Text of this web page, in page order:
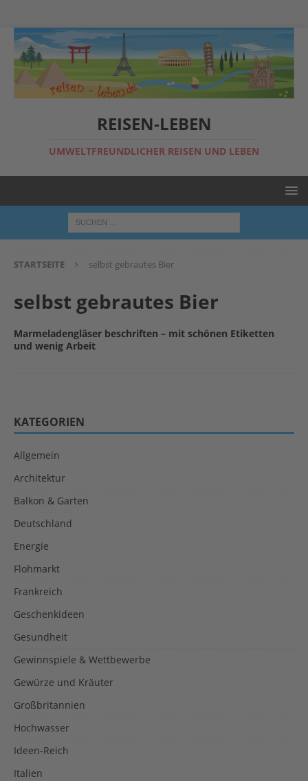
REISEN-LEBEN
UMWELTFREUNDLICHER REISEN UND LEBEN
STARTSEITE selbst gebrautes Bier
selbst gebrautes Bier
Marmeladengläser beschriften – mit schönen Etiketten
und wenig Arbeit
KATEGORIEN
Allgemein
Architektur
Balkon & Garten
Deutschland
Energie
Flohmarkt
Frankreich
Geschenkideen
Gesundheit
Gewinnspiele & Wettbewerbe
Gewürze und Kräuter
Großbritannien
Hochwasser
Ideen-Reich
Italien